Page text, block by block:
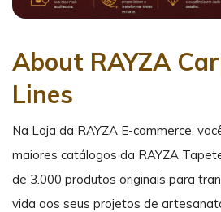
About RAYZA
Lines
Na Loja da RAYZA E-commerce,
maiores catálogos da RAYZA
de 3.000 produtos originais para
vida aos seus projetos de